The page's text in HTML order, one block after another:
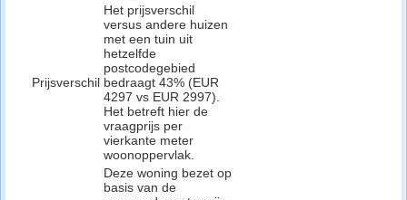
Prijsverschil
Het prijsverschil
versus andere huizen
met een tuin uit
hetzelfde
postcodegebied
bedraagt 43% (EUR
4297 vs EUR 2997).
Het betreft hier de
vraagprijs per
vierkante meter
woonoppervlak.
Deze woning bezet op
basis van de